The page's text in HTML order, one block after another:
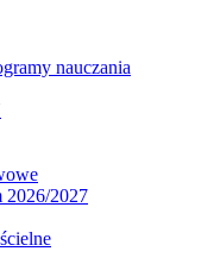
nauczania
2027